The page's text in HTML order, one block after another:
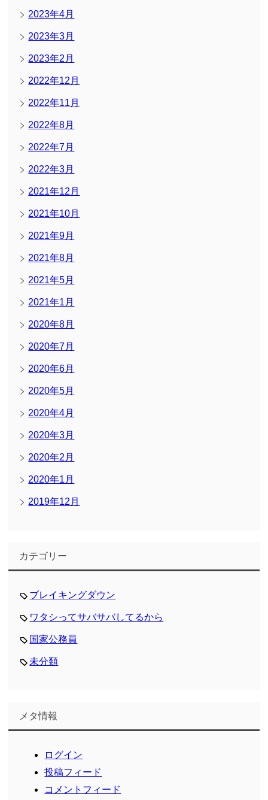
2023年4月
2023年3月
2023年2月
2022年12月
2022年11月
2022年8月
2022年7月
2022年3月
2021年12月
2021年10月
2021年9月
2021年8月
2021年5月
2021年1月
2020年8月
2020年7月
2020年6月
2020年5月
2020年4月
2020年3月
2020年2月
2020年1月
2019年12月
カテゴリー
ブレイキングダウン
ワタシってサバサバしてるから
国家公務員
未分類
メタ情報
ログイン
投稿フィード
コメントフィード